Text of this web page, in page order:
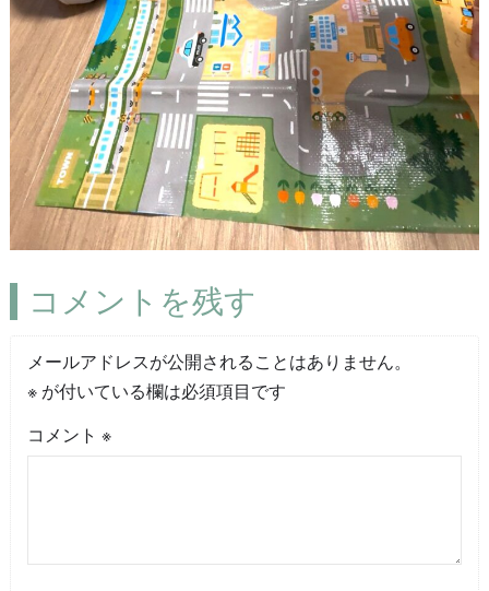
コメントを残す
メールアドレスが公開されることはありません。
※が付いている欄は必須項目です
コメント ※